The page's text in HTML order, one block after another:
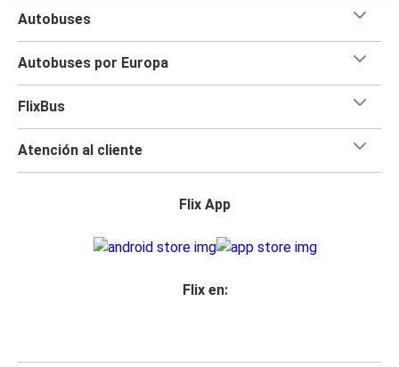
Autobuses
Autobuses por Europa
FlixBus
Atención al cliente
Flix App
Flix en: